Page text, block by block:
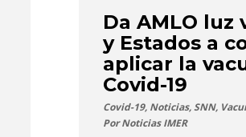
Da AMLO luz
y Estados a
aplicar la
Covid-19
Covid-19, Noticias,SNN,
PorNoticias IMER